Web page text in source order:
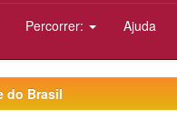
Percorrer: Ajuda
do Brasil